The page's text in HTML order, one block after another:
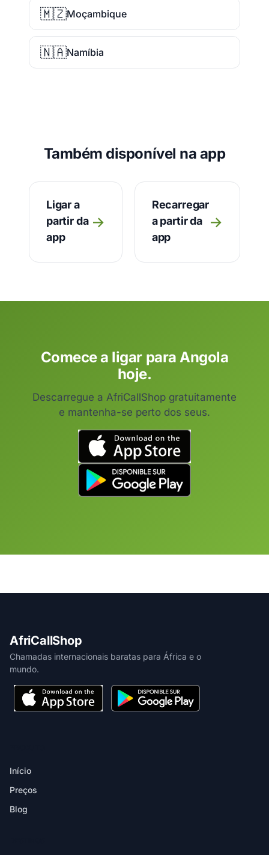
🇲🇿Moçambique
🇳🇦Namíbia
Também disponível na app
Ligar a
partir da
app
→
Recarregar
a partir da
app
→
Comece a ligar para Angola
hoje.
Descarregue a AfriCallShop gratuitamente
e mantenha-se perto dos seus.
AfriCallShop
Chamadas internacionais baratas para África e o
mundo.
Início
Preços
Blog